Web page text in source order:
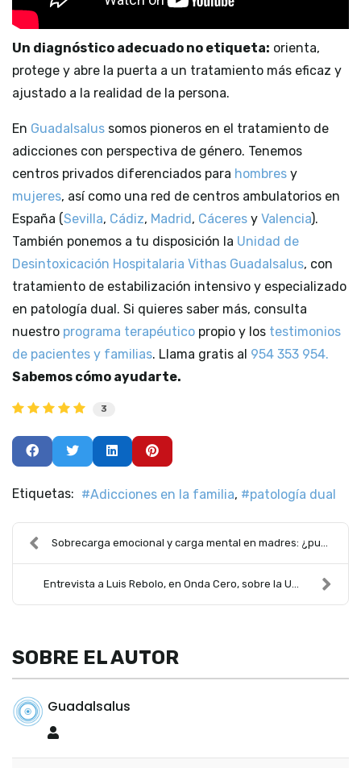
Un diagnóstico adecuado no etiqueta: orienta,
protege y abre la puerta a un tratamiento más eficaz y
ajustado a la realidad de la persona.
En Guadalsalus somos pioneros en el tratamiento de
adicciones con perspectiva de género. Tenemos
centros privados diferenciados para hombres y
mujeres, así como una red de centros ambulatorios en
España (Sevilla, Cádiz, Madrid , Cáceres y Valencia).
También ponemos a tu disposición la Unidad de
Desintoxicación Hospitalaria Vithas Guadalsalus, con
tratamiento de estabilización intensivo y especializado
en patología dual. Si quieres saber más, consulta
nuestro programa terapéutico propio y los testimonios
de pacientes y familias. Llama gratis al 954 353 954.
Sabemos cómo ayudarte.
3
Etiquetas: Adicciones en la familia patología dual
Sobrecarga emocional y carga mental en madres: ¿pu...
Entrevista a Luis Rebolo, en Onda Cero, sobre la U...
SOBRE EL AUTOR
Guadalsalus